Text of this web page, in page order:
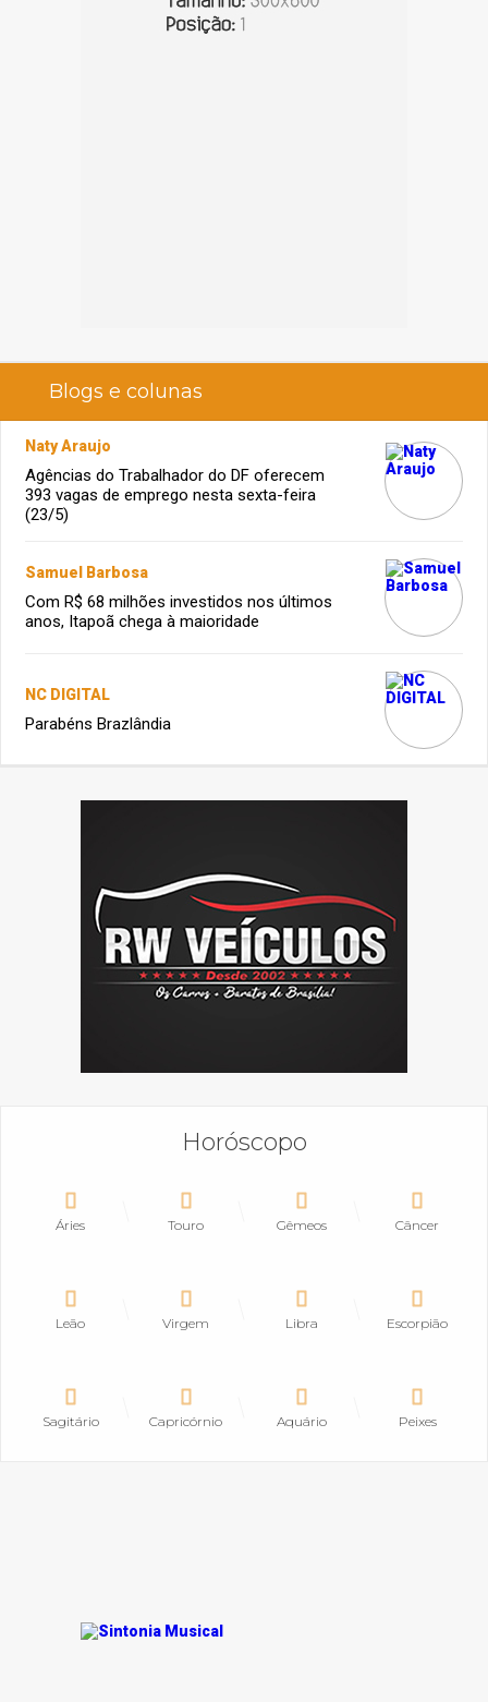
Blogs e colunas
Naty Araujo
Agências do Trabalhador do DF oferecem
393 vagas de emprego nesta sexta-feira
(23/5)
Samuel Barbosa
Com R$ 68 milhões investidos nos últimos
anos, Itapoã chega à maioridade
NC DIGITAL
Parabéns Brazlândia
Horóscopo
Áries Touro Gêmeos Câncer
Leão Virgem Libra Escorpião
Sagitário Capricórnio Aquário Peixes